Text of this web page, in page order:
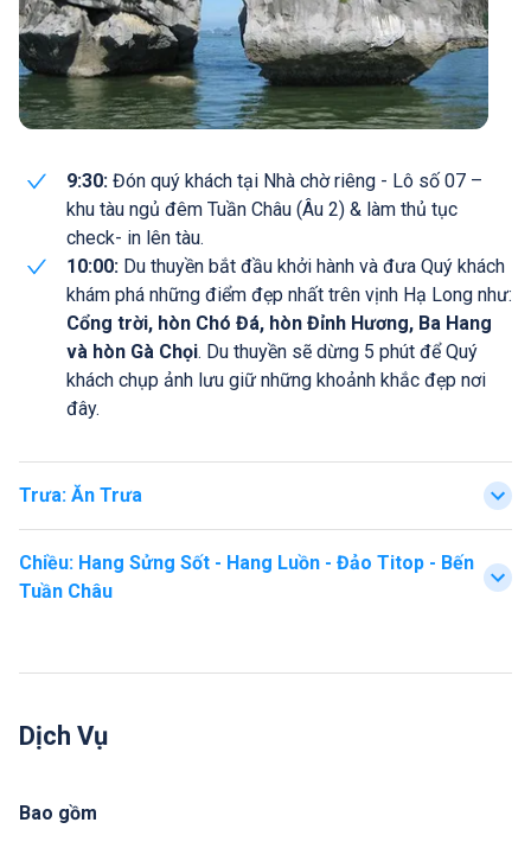
9:30: Đón quý khách tại Nhà chờ riêng - Lô số 07 –
khu tàu ngủ đêm Tuần Châu (Âu 2) & làm thủ tục
check- in lên tàu.
10:00: Du thuyền bắt đầu khởi hành và đưa Quý khách
khám phá những điểm đẹp nhất trên vịnh Hạ Long như:
Cổng trời, hòn Chó Đá, hòn Đỉnh Hương, Ba Hang
và hòn Gà Chọi. Du thuyền sẽ dừng 5 phút để Quý
khách chụp ảnh lưu giữ những khoảnh khắc đẹp nơi
đây.
Trưa: Ăn Trưa
Chiều: Hang Sửng Sốt - Hang Luồn - Đảo Titop - Bến
Tuần Châu
Dịch Vụ
Bao gồm